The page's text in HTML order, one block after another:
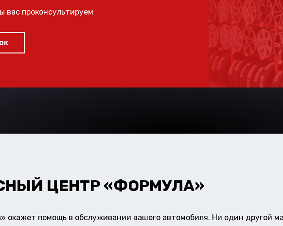
вас проконсультируем
ЦЕНТР «ФОРМУЛА»
окажет помощь в обслуживании вашего автомобиля. Ни один другой